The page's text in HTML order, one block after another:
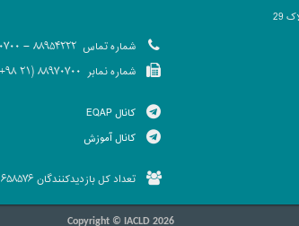
29
شماره تماس 88954222 - 88970700 (21 98+)
شماره نمابر 88970700 (21 98+)
کانال EQAP
کانال آموزش
تعداد کل بازدیدکنندگان 658576
Copyright © IACLD 2026